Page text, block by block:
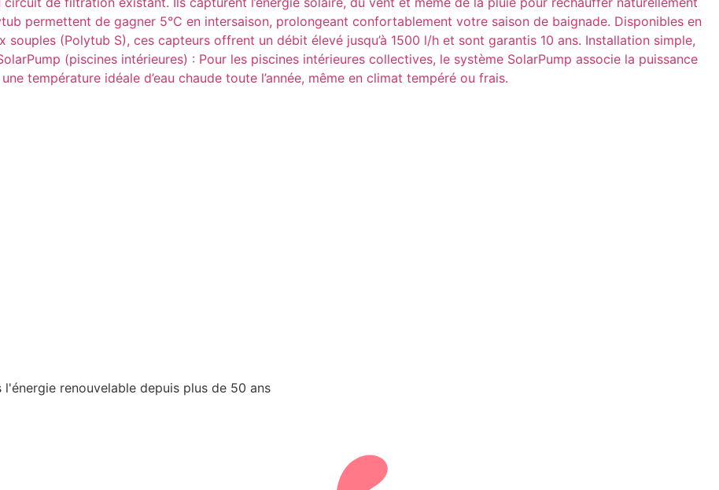
permettent de gagner 5°C en intersaison, prolongeant confortablement votre saison de baignade. Disponibles en
(Polytub S), ces capteurs offrent un débit élevé jusqu’à 1500 l/h et sont garantis 10 ans. Installation simple,
(piscines intérieures) : Pour les piscines intérieures collectives, le système SolarPump associe la puissance
température idéale d’eau chaude toute l’année, même en climat tempéré ou frais.
renouvelable depuis plus de 50 ans